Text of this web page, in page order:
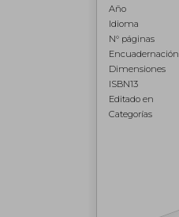
Año
Idioma
N° páginas
Encuadernación
Dimensiones
ISBN13
Editado en
Categorías